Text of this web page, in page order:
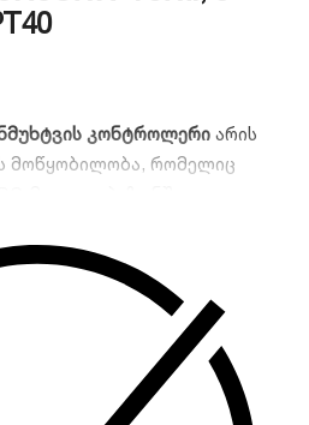
კონტროლერი არის
მოწყობილობა, რომელიც
დაცვას ზედმეტი
რაც
სისტემებისა და
წყაროების სტაბილური